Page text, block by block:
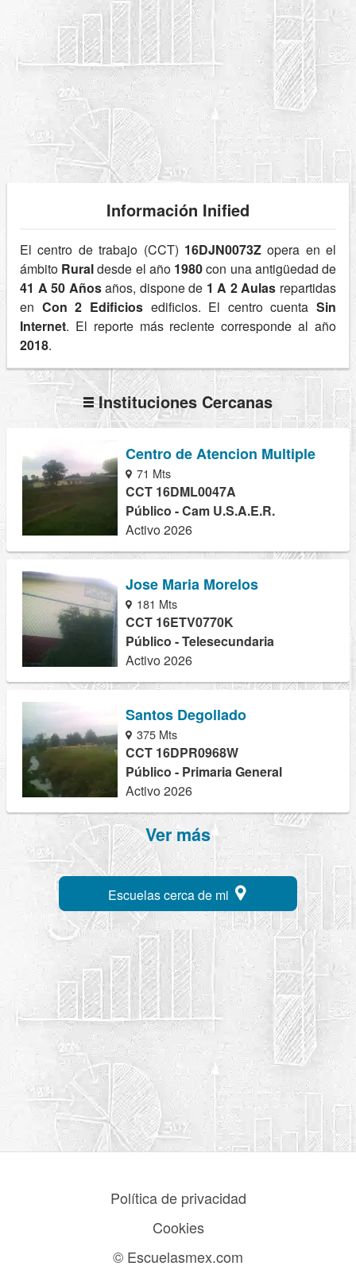
Información Inified
El centro de trabajo (CCT) 16DJN0073Zopera en el
ámbito Ruraldesde el año 1980con una antigüedad de
41 A 50 Añosaños, dispone de 1 A 2 Aulas repartidas
en Con 2 Edificiosedificios. El centro cuenta Sin
Internet. El reporte más reciente corresponde al año
2018.
Instituciones Cercanas
Centro de Atencion Multiple
71 Mts
CCT 16DML0047A
Público - Cam U.S.A.E.R.
Activo 2026
Jose Maria Morelos
181 Mts
CCT 16ETV0770K
Público - Telesecundaria
Activo 2026
Santos Degollado
375 Mts
CCT 16DPR0968W
Público - Primaria General
Activo 2026
Ver más
Escuelas cerca de mi
Política de privacidad
Cookies
© Escuelasmex.com